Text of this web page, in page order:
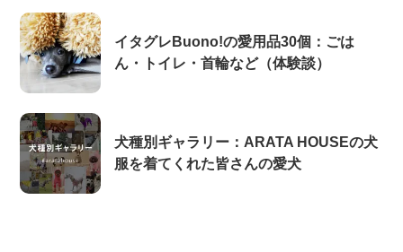
イタグレBuono!の愛用品30個：ごは
ん・トイレ・首輪など（体験談）
犬種別ギャラリー：ARATA HOUSEの犬
服を着てくれた皆さんの愛犬